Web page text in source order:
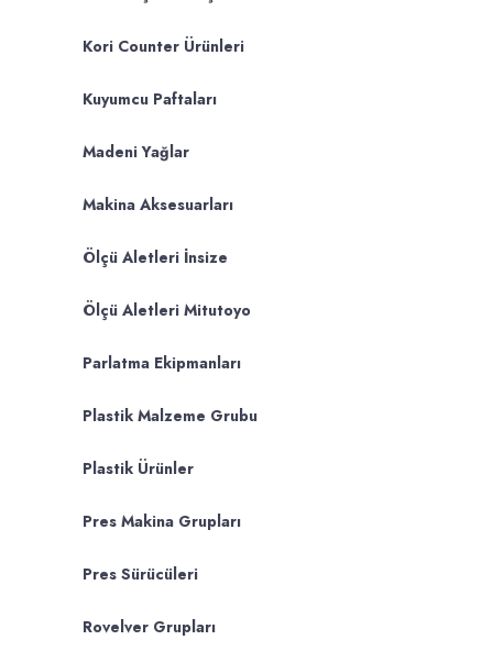
Kori Counter Ürünleri
Kuyumcu Paftaları
Madeni Yağlar
Makina Aksesuarları
Ölçü Aletleri İnsize
Ölçü Aletleri Mitutoyo
Parlatma Ekipmanları
Plastik Malzeme Grubu
Plastik Ürünler
Pres Makina Grupları
Pres Sürücüleri
Rovelver Grupları